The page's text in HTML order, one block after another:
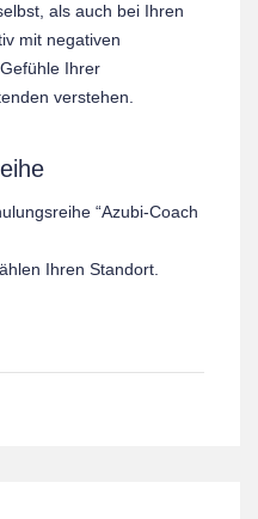
als auch bei Ihren
mit negativen
Ihrer
verstehen.
“Azubi-Coach
Ihren Standort.